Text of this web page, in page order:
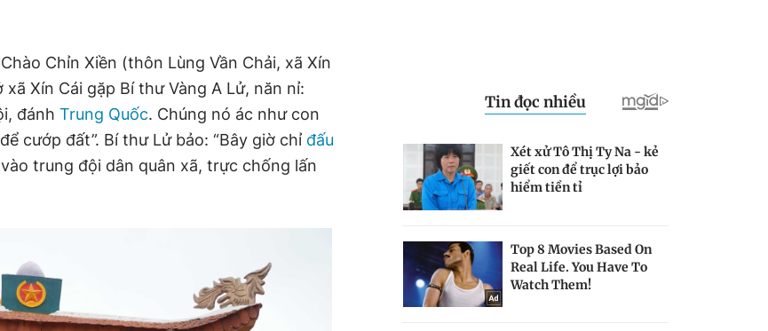
Chỉn Xiền (thôn Lùng Vần Chải, xã Xín
Xín Cái gặp Bí thư Vàng A Lử, năn nỉ:
đánh Trung Quốc. Chúng nó ác như con
cướp đất”. Bí thư Lử bảo: “Bây giờ chỉ đấu
trung đội dân quân xã, trực chống lấn